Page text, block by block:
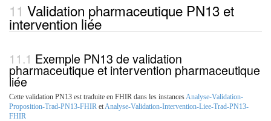
Validation pharmaceutique PN13 et
intervention liée
Exemple PN13 de validation
pharmaceutique et intervention pharmaceutique
liée
Cette validation PN13 est traduite en FHIR dans les instances Analyse-Validation-
Proposition-Trad-PN13-FHIR et Analyse-Validation-Intervention-Liee-Trad-PN13-
FHIR